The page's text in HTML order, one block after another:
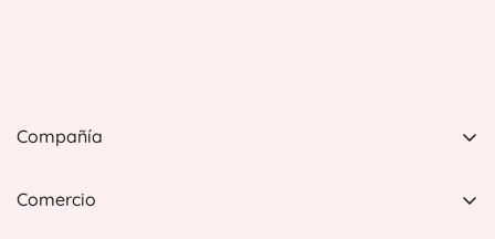
Compañía
Rico 00969, Estados Unidos
Comercio